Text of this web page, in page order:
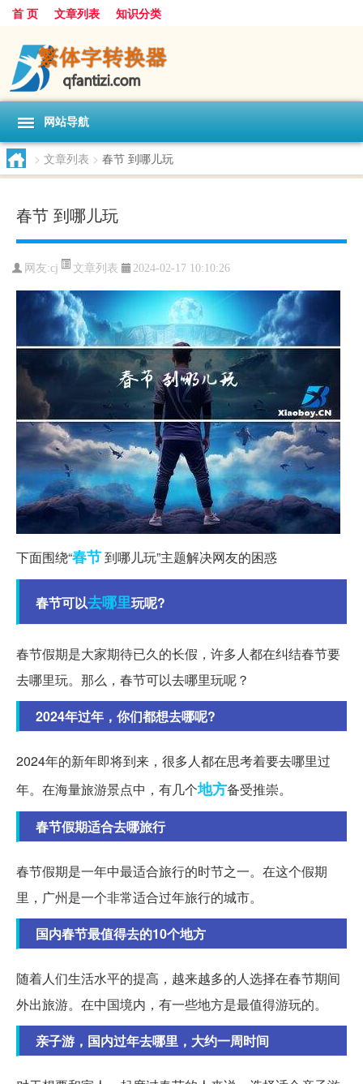
首 页 文章列表 知识分类
网站导航
> 文章列表 > 春节 到哪儿玩
春节 到哪儿玩
网友:cj 文章列表 2024-02-17 10:10:26
下面围绕“春节到哪儿玩”主题解决网友的困惑
春节可以去哪里玩呢?
春节假期是大家期待已久的长假，许多人都在纠结春节要
去哪里玩。那么，春节可以去哪里玩呢？
2024年过年，你们都想去哪呢?
2024年的新年即将到来，很多人都在思考着要去哪里过
年。在海量旅游景点中，有几个地方备受推崇。
春节假期适合去哪旅行
春节假期是一年中最适合旅行的时节之一。在这个假期
里，广州是一个非常适合过年旅行的城市。
国内春节最值得去的10个地方
随着人们生活水平的提高，越来越多的人选择在春节期间
外出旅游。在中国境内，有一些地方是最值得游玩的。
亲子游，国内过年去哪里，大约一周时间